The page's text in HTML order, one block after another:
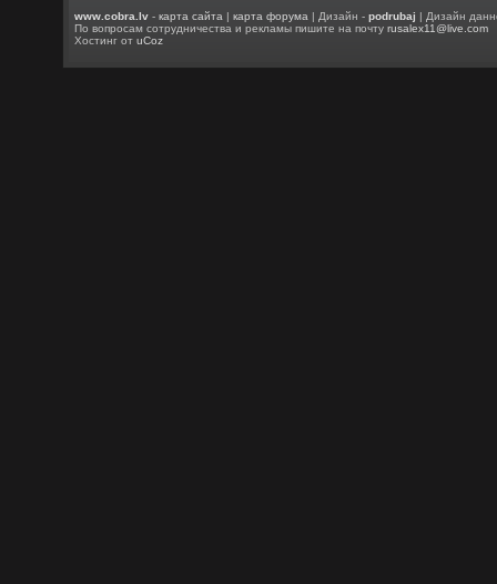
www.cobra.lv -карта сайта |карта форума | Дизайн -podrubaj | Дизайн
По вопросам сотрудничества и рекламы пишите на почтуrusalex11@live.com
Хостинг отuCoz